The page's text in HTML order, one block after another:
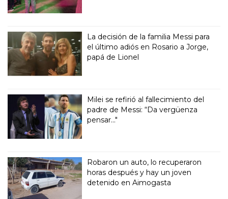
La decisión de la familia Messi para
el último adiós en Rosario a Jorge,
papá de Lionel
Milei se refirió al fallecimiento del
padre de Messi: “Da vergüenza
pensar..."
Robaron un auto, lo recuperaron
horas después y hay un joven
detenido en Aimogasta